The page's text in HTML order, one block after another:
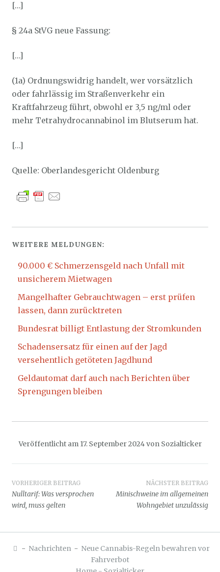
[…]
§ 24a StVG neue Fassung:
[…]
(1a) Ordnungswidrig handelt, wer vorsätzlich
oder fahrlässig im Straßenverkehr ein
Kraftfahrzeug führt, obwohl er 3,5 ng/ml oder
mehr Tetrahydrocannabinol im Blutserum hat.
[…]
Quelle: Oberlandesgericht Oldenburg
WEITERE MELDUNGEN:
90.000 € Schmerzensgeld nach Unfall mit
unsicherem Mietwagen
Mangelhafter Gebrauchtwagen – erst prüfen
lassen, dann zurücktreten
Bundesrat billigt Entlastung der Stromkunden
Schadensersatz für einen auf der Jagd
versehentlich getöteten Jagdhund
Geldautomat darf auch nach Berichten über
Sprengungen bleiben
Veröffentlicht am 17. September 2024von Sozialticker
Beitragsnavigation
VORHERIGER BEITRAG
Nulltarif: Was versprochen
wird, muss gelten
NÄCHSTER BEITRAG
Minischweine im allgemeinen
Wohngebiet unzulässig
- Nachrichten - Neue Cannabis-Regeln bewahren vor
Fahrverbot